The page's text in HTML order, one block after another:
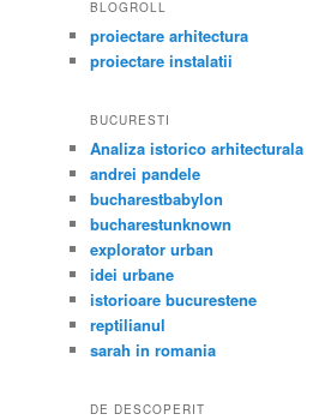
BLOGROLL
proiectare arhitectura
proiectare instalatii
BUCURESTI
Analiza istorico arhitecturala
andrei pandele
bucharestbabylon
bucharestunknown
explorator urban
idei urbane
istorioare bucurestene
reptilianul
sarah in romania
DE DESCOPERIT